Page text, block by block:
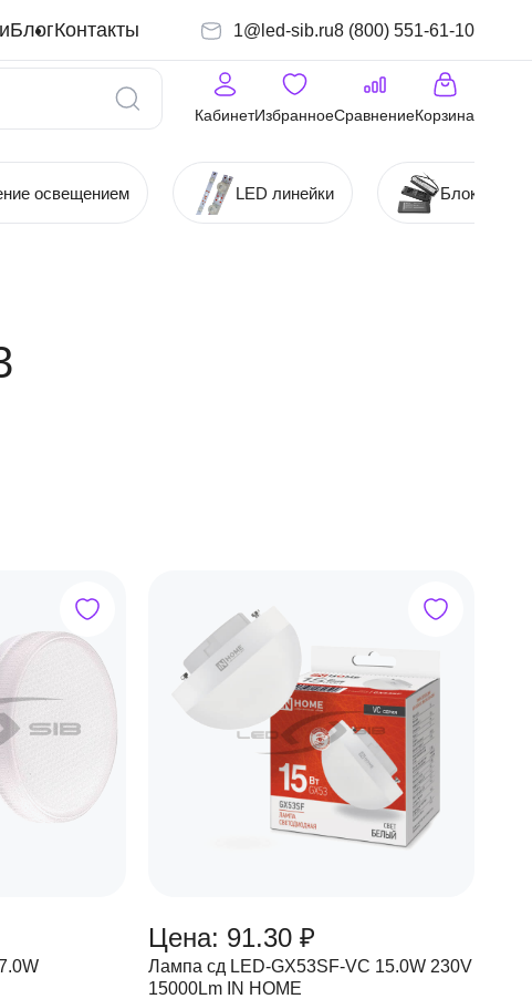
БлогКонтакты 1@led-sib.ru8 (800) 551-61-10
КабинетИзбранноеСравнениеКорзина
освещением LED линейки Блоки
Цена: 91.30 ₽
Лампа сд LED-GX53SF-VC 15.0W 230V
15000Lm IN HOME